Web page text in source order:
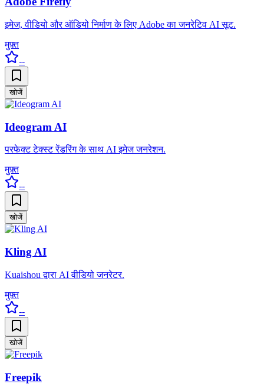
इमेज, वीडियो और ऑडियो निर्माण के लिए Adobe का जनरेटिव AI सूट.
मुफ़्त
--
खोजें
Ideogram AI
परफेक्ट टेक्स्ट रेंडरिंग के साथ AI इमेज जनरेशन.
मुफ़्त
--
खोजें
Kling AI
Kuaishou द्वारा AI वीडियो जनरेटर.
मुफ़्त
--
खोजें
Freepik